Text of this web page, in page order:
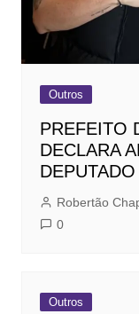
Outros
PREFEITO
DECLARA
Robertão
0
Outros